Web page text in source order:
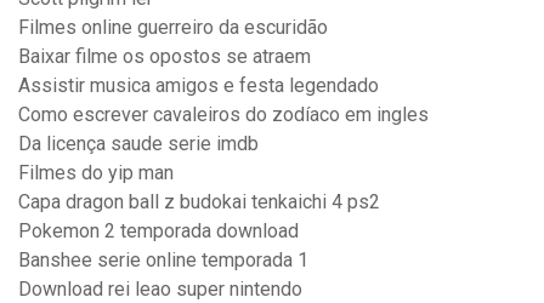
Filmes online guerreiro da escuridão
Baixar filme os opostos se atraem
Assistir musica amigos e festa legendado
Como escrever cavaleiros do zodíaco em ingles
Da licença saude serie imdb
Filmes do yip man
Capa dragon ball z budokai tenkaichi 4 ps2
Pokemon 2 temporada download
Banshee serie online temporada 1
Download rei leao super nintendo